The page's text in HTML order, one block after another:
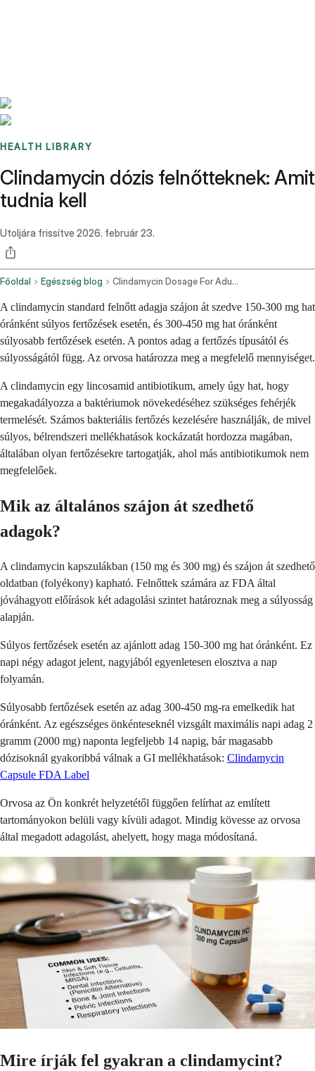
HEALTH LIBRARY
Clindamycin dózis felnőtteknek: Amit
tudnia kell
Utoljára frissítve 2026. február 23.
Főoldal Egészség blog Clindamycin Dosage For Adults
A clindamycin standard felnőtt adagja szájon át szedve 150-300 mg hat
óránként súlyos fertőzések esetén, és 300-450 mg hat óránként
súlyosabb fertőzések esetén. A pontos adag a fertőzés típusától és
súlyosságától függ. Az orvosa határozza meg a megfelelő mennyiséget.
A clindamycin egy lincosamid antibiotikum, amely úgy hat, hogy
megakadályozza a baktériumok növekedéséhez szükséges fehérjék
termelését. Számos bakteriális fertőzés kezelésére használják, de mivel
súlyos, bélrendszeri mellékhatások kockázatát hordozza magában,
általában olyan fertőzésekre tartogatják, ahol más antibiotikumok nem
megfelelőek.
Mik az általános szájon át szedhető
adagok?
A clindamycin kapszulákban (150 mg és 300 mg) és szájon át szedhető
oldatban (folyékony) kapható. Felnőttek számára az FDA által
jóváhagyott előírások két adagolási szintet határoznak meg a súlyosság
alapján.
Súlyos fertőzések esetén az ajánlott adag 150-300 mg hat óránként. Ez
napi négy adagot jelent, nagyjából egyenletesen elosztva a nap
folyamán.
Súlyosabb fertőzések esetén az adag 300-450 mg-ra emelkedik hat
óránként. Az egészséges önkénteseknél vizsgált maximális napi adag 2
gramm (2000 mg) naponta legfeljebb 14 napig, bár magasabb
dózisoknál gyakoribbá válnak a GI mellékhatások: Clindamycin
Capsule FDA Label
Orvosa az Ön konkrét helyzetétől függően felírhat az említett
tartományokon belüli vagy kívüli adagot. Mindig kövesse az orvosa
által megadott adagolást, ahelyett, hogy maga módosítaná.
Mire írják fel gyakran a clindamycint?